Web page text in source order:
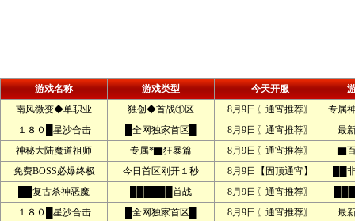
游戏名称 游戏类型 今天开服
南风微变◆单职业
独创◆首战①区 8月9日〖通宵推荐〗
专属
１８０█星沙合击
█全网独家首区█ 8月9日〖通宵推荐〗
最
神秘大陆魔道祖师
专属*▇狂暴篇 8月9日〖通宵推荐〗
▇
免费BOSS必爆终极
今日首区刚开１秒 8月9日【固顶通宵】
██
██复古杀神恶魔
██████首战 8月9日〖通宵推荐〗
１８０█星沙合击
█全网独家首区█ 8月9日〖通宵推荐〗
最